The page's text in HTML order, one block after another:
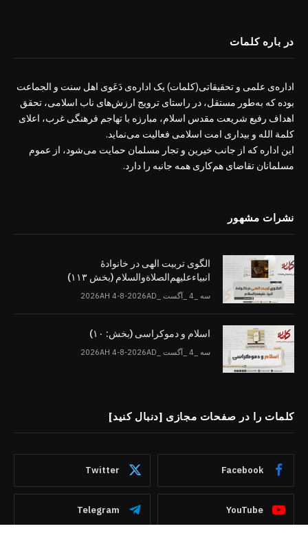
در باره کلمات
اداره‌ی علمی و تحقیقاتی(کلمات) یک اداره‌ی دَعَوی اهل سنت و الجماعت
بوده که به‌طور مستقل، در راستای ترویج ارزش‌های ناب اسلامی، تحقق
اهداف رفیع شریعت مقدس اسلام، مبارزه با تهاجم فرهنگی غرب، اعلای
کلمة الله و بیداری امت اسلامی فعالیت می‌نماید.
این اداره که از جانب خیرین و تجار مسلمان حمایت می‌شود، از عموم
مسلمانان تقاضای هم‌کاری همه جانبه را دارد.
نشرات مشهور
الگوی تربیت الهی در خانوادۀ
انبیاءعلیهم‌الصلاةو‌السلام (بخش ۱۱۳)
سه _4 _آگست _2026AH 4-8-2026AD
اسلام و دموکراسی (بخش: ۱۰)
سه _4 _آگست _2026AH 4-8-2026AD
کلمات را در صفحات مجازی [دنبال کنید]
Facebook
Twitter
YouTube
Telegram